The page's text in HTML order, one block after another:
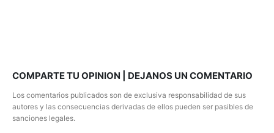
COMPARTE TU OPINION | DEJANOS UN COMENTARIO
Los comentarios publicados son de exclusiva responsabilidad de sus
autores y las consecuencias derivadas de ellos pueden ser pasibles de
sanciones legales.